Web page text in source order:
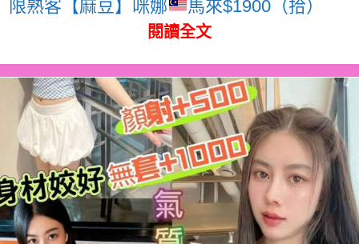
限熟客【麻豆】咪娜 馬來$1900（拾）
閱讀全文